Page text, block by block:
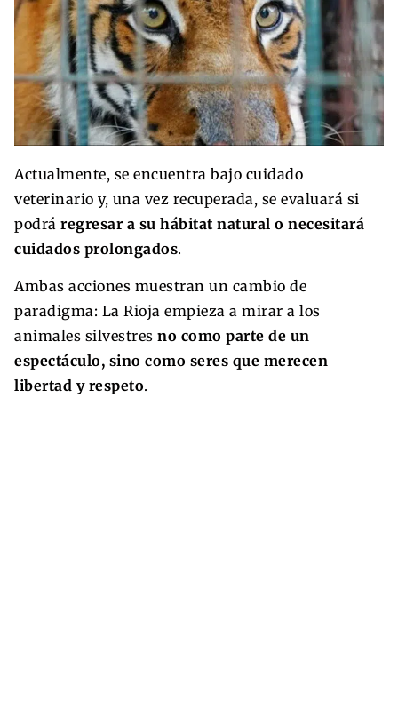
Actualmente, se encuentra bajo cuidado
veterinario y, una vez recuperada, se evaluará si
podrá regresar a su hábitat natural o necesitará
cuidados prolongados.
Ambas acciones muestran un cambio de
paradigma: La Rioja empieza a mirar a los
animales silvestres no como parte de un
espectáculo, sino como seres que merecen
libertad y respeto.